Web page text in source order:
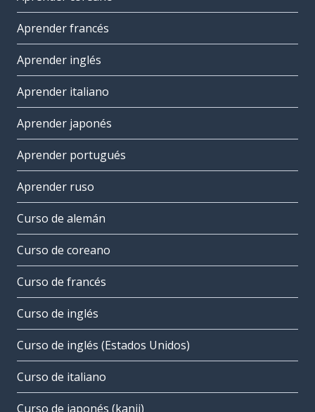
Aprender francés
Aprender inglés
Aprender italiano
Aprender japonés
Aprender portugués
Aprender ruso
Curso de alemán
Curso de coreano
Curso de francés
Curso de inglés
Curso de inglés (Estados Unidos)
Curso de italiano
Curso de japonés (kanji)